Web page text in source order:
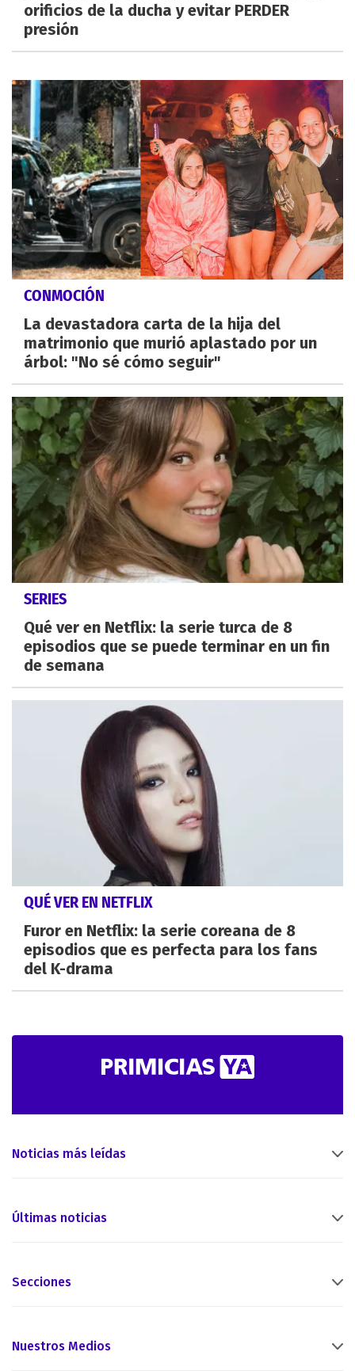
orificios de la ducha y evitar PERDER
presión
CONMOCIÓN
La devastadora carta de la hija del
matrimonio que murió aplastado por un
árbol: "No sé cómo seguir"
SERIES
Qué ver en Netflix: la serie turca de 8
episodios que se puede terminar en un fin
de semana
QUÉ VER EN NETFLIX
Furor en Netflix: la serie coreana de 8
episodios que es perfecta para los fans
del K-drama
Noticias más leídas
Últimas noticias
Secciones
Nuestros Medios